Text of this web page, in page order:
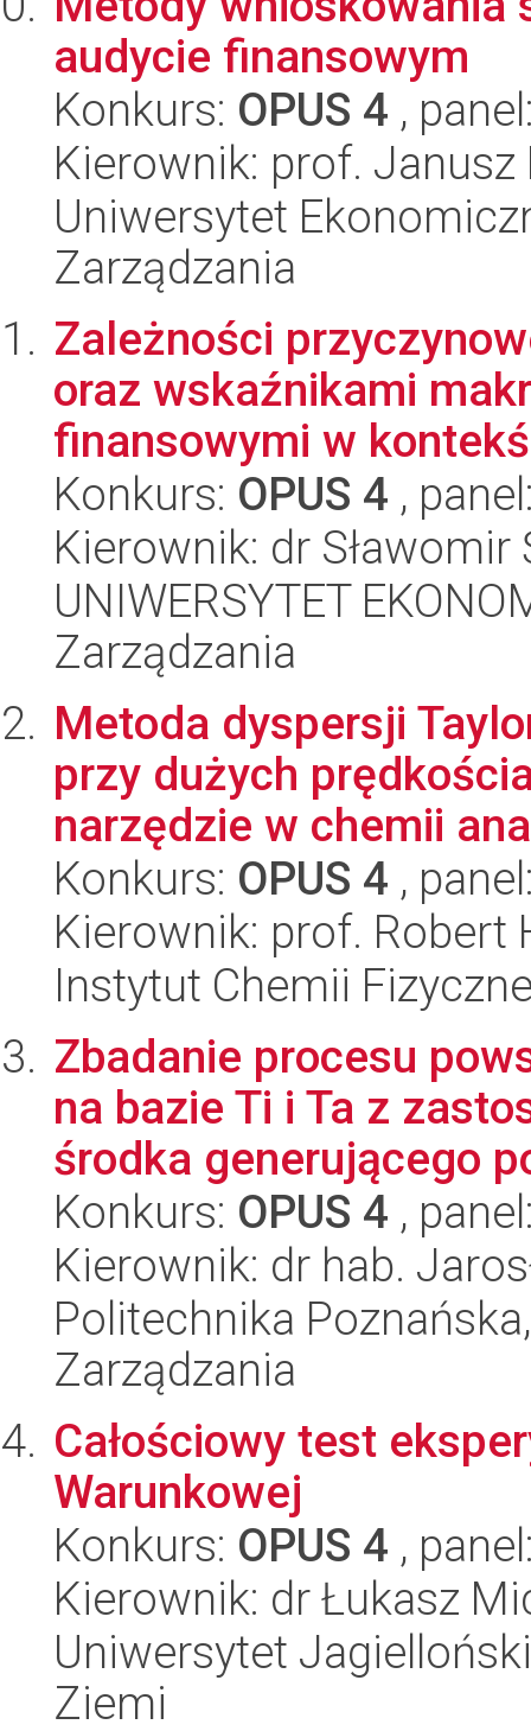
audycie finansowym
Konkurs: OPUS 4 ,
Kierownik: prof. Janusz
Uniwersytet
Zarządzania
Zależności
oraz wskaźnikami
finansowymi w
Konkurs: OPUS 4 ,
Kierownik: dr Sławomir
UNIWERSYTET
Zarządzania
Metoda dyspersji
przy dużych
narzędzie w chemii
Konkurs: OPUS 4 ,
Kierownik: prof. Robert
Instytut Chemii
Zbadanie procesu
na bazie Ti i Ta z
środka generującego
Konkurs: OPUS 4 ,
Kierownik: dr hab.
Politechnika
Zarządzania
Całościowy test
Warunkowej
Konkurs: OPUS 4 ,
Kierownik: dr Łukasz
Uniwersytet
Ziemi